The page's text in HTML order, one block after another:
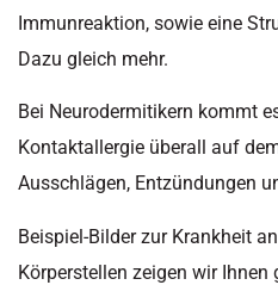
Immunreaktion, sowie eine
Dazu gleich mehr.
Bei Neurodermitikern kommt
Kontaktallergie überall auf
Ausschlägen, Entzündungen
Beispiel-Bilder zur Krankheit
Körperstellen zeigen wir